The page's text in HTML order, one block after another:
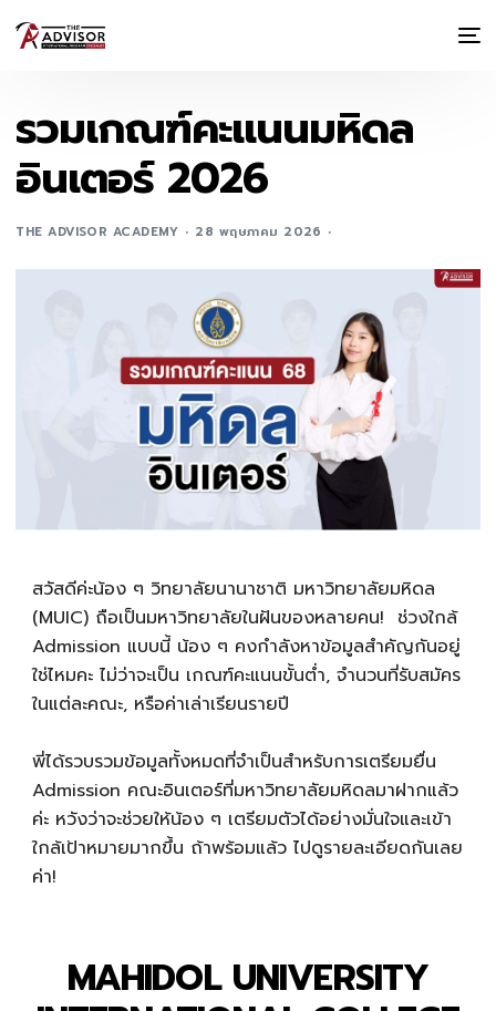
รวมเกณฑ์คะแนนมหิดล
อินเตอร์ 2026
THE ADVISOR ACADEMY 28 พฤษภาคม 2026
สวัสดีค่ะน้อง ๆ วิทยาลัยนานาชาติ มหาวิทยาลัยมหิดล
(MUIC) ถือเป็นมหาวิทยาลัยในฝันของหลายคน! ช่วงใกล้
Admission แบบนี้ น้อง ๆ คงกำลังหาข้อมูลสำคัญกันอยู่
ใช่ไหมคะ ไม่ว่าจะเป็น เกณฑ์คะแนนขั้นต่ำ, จำนวนที่รับสมัคร
ในแต่ละคณะ, หรือค่าเล่าเรียนรายปี
พี่ได้รวบรวมข้อมูลทั้งหมดที่จำเป็นสำหรับการเตรียมยื่น
Admission คณะอินเตอร์ที่มหาวิทยาลัยมหิดลมาฝากแล้ว
ค่ะ หวังว่าจะช่วยให้น้อง ๆ เตรียมตัวได้อย่างมั่นใจและเข้า
ใกล้เป้าหมายมากขึ้น ถ้าพร้อมแล้ว ไปดูรายละเอียดกันเลย
ค่า!
MAHIDOL UNIVERSITY